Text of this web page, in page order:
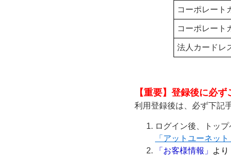
コーポレート
コーポレート
法人カードレ
【重要】登録後に必ず
利用登録後は、必ず下記
ログイン後、トップ
「アットユーネッ
「お客様情報」
より